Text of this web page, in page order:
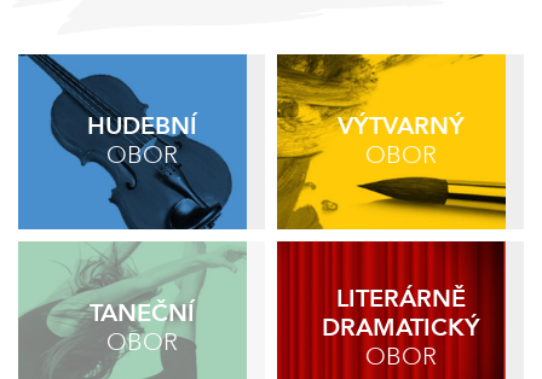
HUDEBNÍ
OBOR
VÝTVARNÝ
OBOR
TANEČNÍ
OBOR
LITERÁRNĚ
DRAMATICKÝ
OBOR